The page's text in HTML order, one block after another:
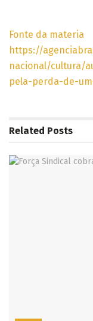
Fonte da materia
https://
nacional/cultura/
pela-perda-de-
Related Posts